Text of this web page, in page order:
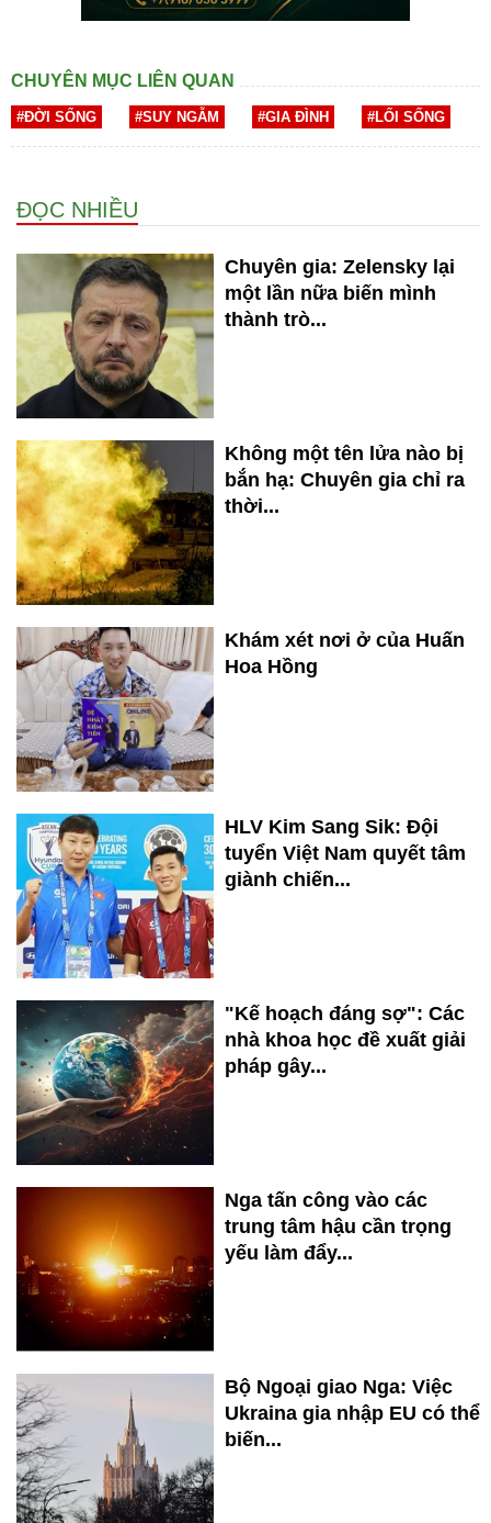
CHUYÊN MỤC LIÊN QUAN
#ĐỜI SỐNG #SUY NGẪM #GIA ĐÌNH #LỐI SỐNG
ĐỌC NHIỀU
Chuyên gia: Zelensky lại
một lần nữa biến mình
thành trò...
Không một tên lửa nào bị
bắn hạ: Chuyên gia chỉ ra
thời...
Khám xét nơi ở của Huấn
Hoa Hồng
HLV Kim Sang Sik: Đội
tuyển Việt Nam quyết tâm
giành chiến...
"Kế hoạch đáng sợ": Các
nhà khoa học đề xuất giải
pháp gây...
Nga tấn công vào các
trung tâm hậu cần trọng
yếu làm đẩy...
Bộ Ngoại giao Nga: Việc
Ukraina gia nhập EU có thể
biến...